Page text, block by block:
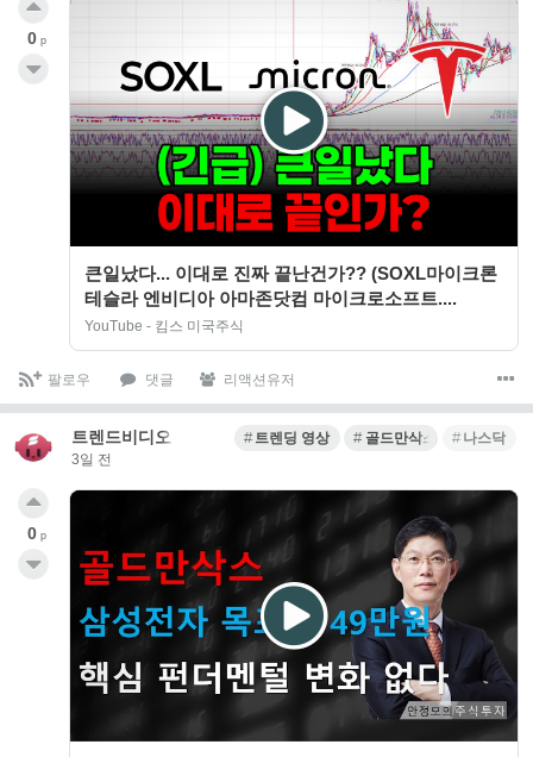
큰일났다... 이대로 진짜 끝난건가?? (SOXL마이크론
테슬라 엔비디아 아마존닷컴 마이크로소프트....
YouTube - 킴스 미국주식
0 p
팔로우 댓글 리액션유저
트렌드비디오
3일 전
트렌딩 영상 골드만삭스 나스닥
0 p